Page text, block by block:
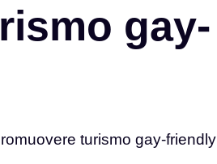
gay-
turismo gay-friendly